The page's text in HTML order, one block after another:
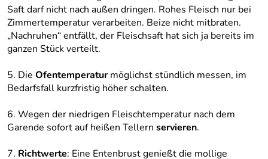
Saft darf nicht nach außen dringen. Rohes Fleisch nur bei
Zimmertemperatur verarbeiten. Beize nicht mitbraten.
„Nachruhen“ entfällt, der Fleischsaft hat sich ja bereits im
ganzen Stück verteilt.
5. Die Ofentemperaturmöglichst stündlich messen, im
Bedarfsfall kurzfristig höher schalten.
6. Wegen der niedrigen Fleischtemperatur nach dem
Garende sofort auf heißen Tellern servieren.
7. Richtwerte: Eine Entenbrust genießt die mollige